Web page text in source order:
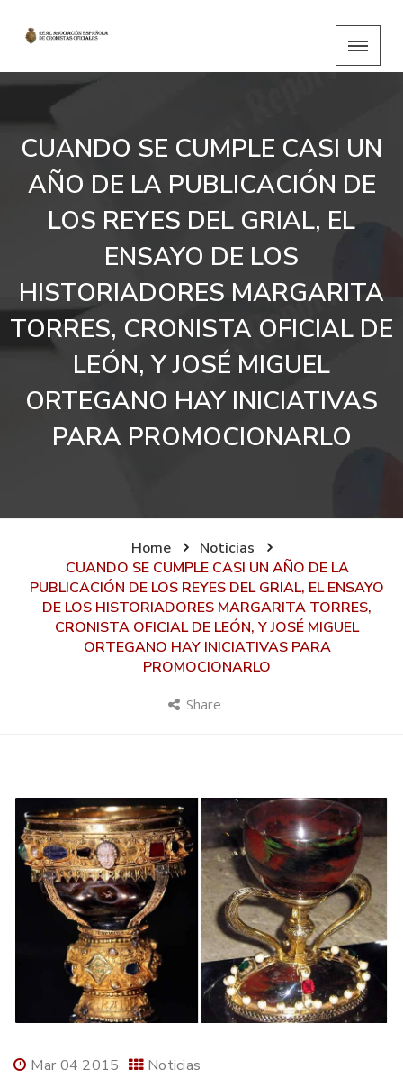
CUANDO SE CUMPLE CASI UN
AÑO DE LA PUBLICACIÓN DE
LOS REYES DEL GRIAL, EL
ENSAYO DE LOS
HISTORIADORES MARGARITA
TORRES, CRONISTA OFICIAL DE
LEÓN, Y JOSÉ MIGUEL
ORTEGANO HAY INICIATIVAS
PARA PROMOCIONARLO
Home
Noticias
CUANDO SE CUMPLE CASI UN AÑO DE LA
PUBLICACIÓN DE LOS REYES DEL GRIAL, EL ENSAYO
DE LOS HISTORIADORES MARGARITA TORRES,
CRONISTA OFICIAL DE LEÓN, Y JOSÉ MIGUEL
ORTEGANO HAY INICIATIVAS PARA
PROMOCIONARLO
Share
Mar 04 2015 Noticias